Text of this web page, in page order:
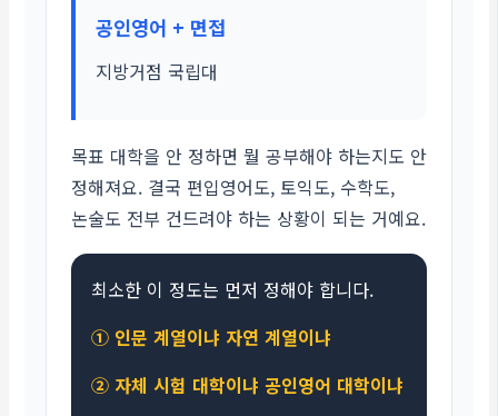
공인영어 + 면접
지방거점 국립대
목표 대학을 안 정하면 뭘 공부해야 하는지도 안
정해져요. 결국 편입영어도, 토익도, 수학도,
논술도 전부 건드려야 하는 상황이 되는 거예요.
최소한 이 정도는 먼저 정해야 합니다.
① 인문 계열이냐 자연 계열이냐
② 자체 시험 대학이냐 공인영어 대학이냐